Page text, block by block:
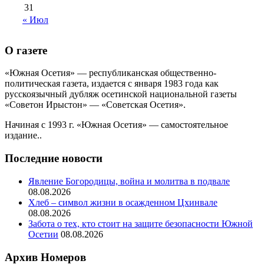
31
« Июл
О газете
«Южная Осетия» — республиканская общественно-
политическая газета, издается с января 1983 года как
русскоязычный дубляж осетинской национальной газеты
«Советон Ирыстон» — «Советская Осетия».
Начиная с 1993 г. «Южная Осетия» — самостоятельное
издание..
Последние новости
Явление Богородицы, война и молитва в подвале
08.08.2026
Хлеб – символ жизни в осажденном Цхинвале
08.08.2026
Забота о тех, кто стоит на защите безопасности Южной
Осетии 08.08.2026
Архив Номеров